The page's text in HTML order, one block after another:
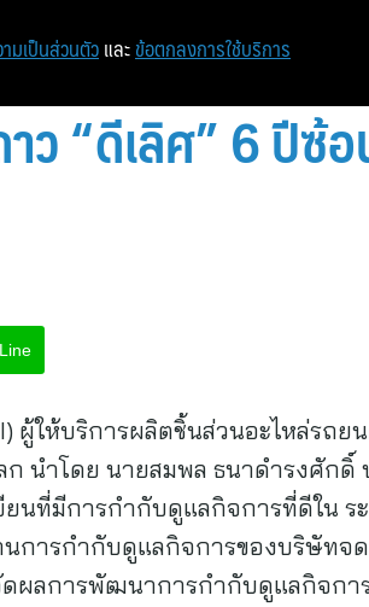
หน้าแรก ท่องเที่ยว
าว “ดีเลิศ” 6 ปี
Line
ผู้ให้บริการผลิตชิ้นส่วนอะไหล่รถ
ก นำโดย นายสมพล ธนาดำรงศักดิ์
ที่มีการกำกับดูแลกิจการที่ดีใน ระ
การกำกับดูแลกิจการของบริษัทจ
ดผลการพัฒนาการกำกับดูแลกิจก
มเป็นส่วนตัว และ ข้อตกลงการใช้บริการ